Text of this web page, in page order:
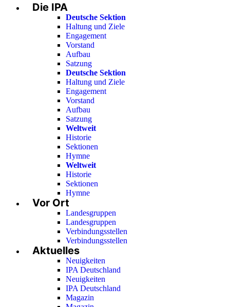
Menu
Die IPA
Deutsche Sektion
Haltung und Ziele
Engagement
Vorstand
Aufbau
Satzung
Deutsche Sektion
Haltung und Ziele
Engagement
Vorstand
Aufbau
Satzung
Weltweit
Historie
Sektionen
Hymne
Weltweit
Historie
Sektionen
Hymne
Vor Ort
Landesgruppen
Landesgruppen
Verbindungsstellen
Verbindungsstellen
Aktuelles
Neuigkeiten
IPA Deutschland
Neuigkeiten
IPA Deutschland
Magazin